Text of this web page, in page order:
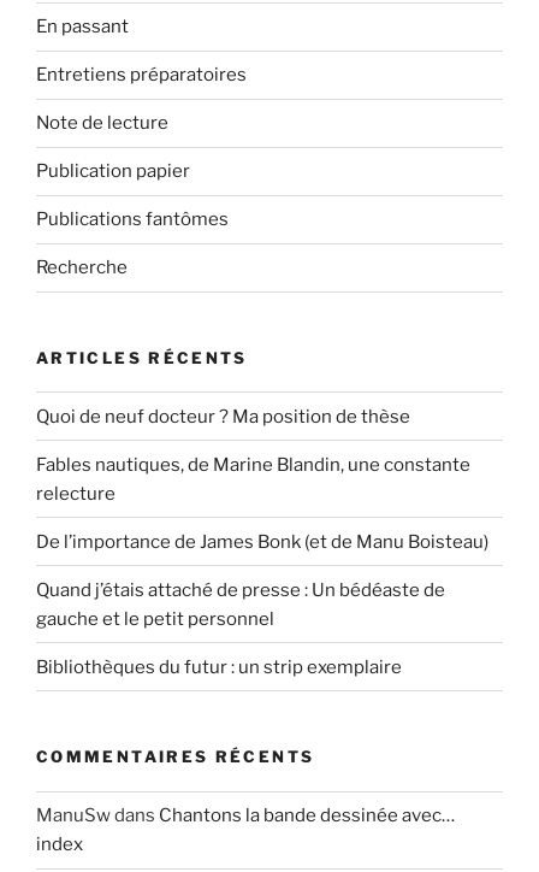
En passant
Entretiens préparatoires
Note de lecture
Publication papier
Publications fantômes
Recherche
ARTICLES RÉCENTS
Quoi de neuf docteur ? Ma position de thèse
Fables nautiques, de Marine Blandin, une constante
relecture
De l’importance de James Bonk (et de Manu Boisteau)
Quand j’étais attaché de presse : Un bédéaste de
gauche et le petit personnel
Bibliothèques du futur : un strip exemplaire
COMMENTAIRES RÉCENTS
ManuSwdans Chantons la bande dessinée avec…
index